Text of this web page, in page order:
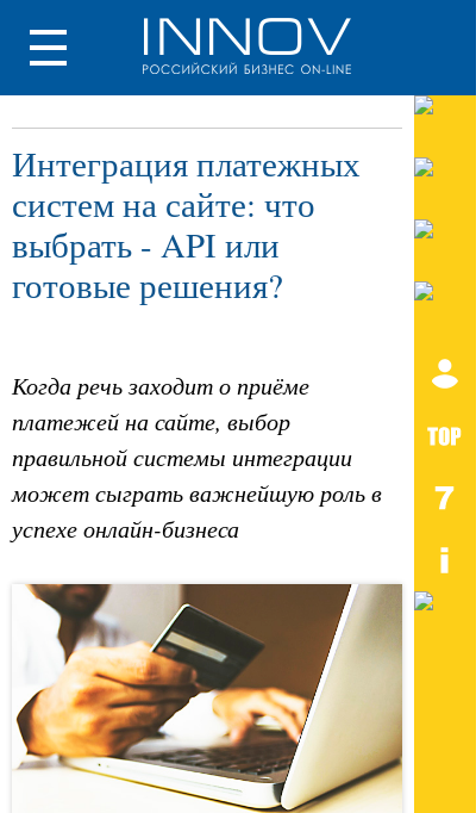
Интеграция платежных
систем на сайте: что
выбрать - API или
готовые решения?
Когда речь заходит о приёме
платежей на сайте, выбор
правильной системы интеграции
может сыграть важнейшую роль в
успехе онлайн-бизнеса